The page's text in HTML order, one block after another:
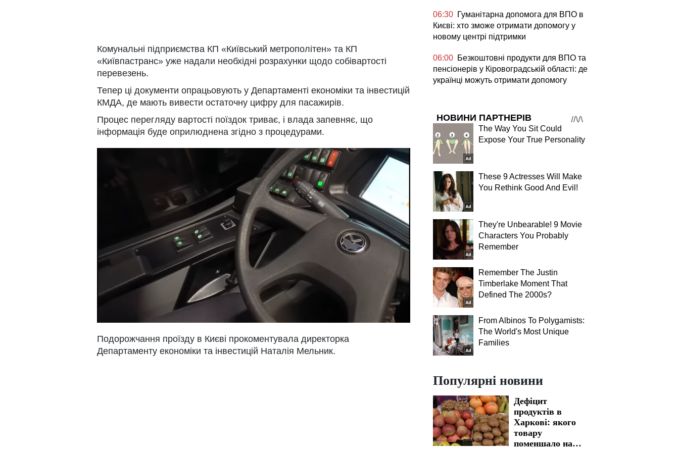
Комунальні підприємства КП «Київський метрополітен» та КП
«Київпастранс» уже надали необхідні розрахунки щодо собівартості
перевезень.
Тепер ці документи опрацьовують у Департаменті економіки та інвестицій
КМДА, де мають вивести остаточну цифру для пасажирів.
Процес перегляду вартості поїздок триває, і влада запевняє, що
інформація буде оприлюднена згідно з процедурами.
Подорожчання проїзду в Києві прокоментувала директорка
Департаменту економіки та інвестицій Наталія Мельник.
06:30 Гуманітарна допомога для ВПО в
Києві: хто зможе отримати допомогу у
новому центрі підтримки
06:00 Безкоштовні продукти для ВПО та
пенсіонерів у Кіровоградській області: де
українці можуть отримати допомогу
НОВИНИ ПАРТНЕРІВ
The Way You Sit Could
Expose Your True Personality
These 9 Actresses Will Make
You Rethink Good And Evil!
They're Unbearable! 9 Movie
Characters You Probably
Remember
Remember The Justin
Timberlake Moment That
Defined The 2000s?
From Albinos To Polygamists:
The World's Most Unique
Families
Популярні новини
Дефіцит
продуктів в
Харкові: якого
товару
поменшало на